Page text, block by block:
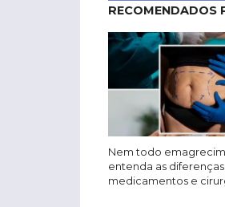
RECOMENDADOS
Nem todo
entenda as
medicamentos e